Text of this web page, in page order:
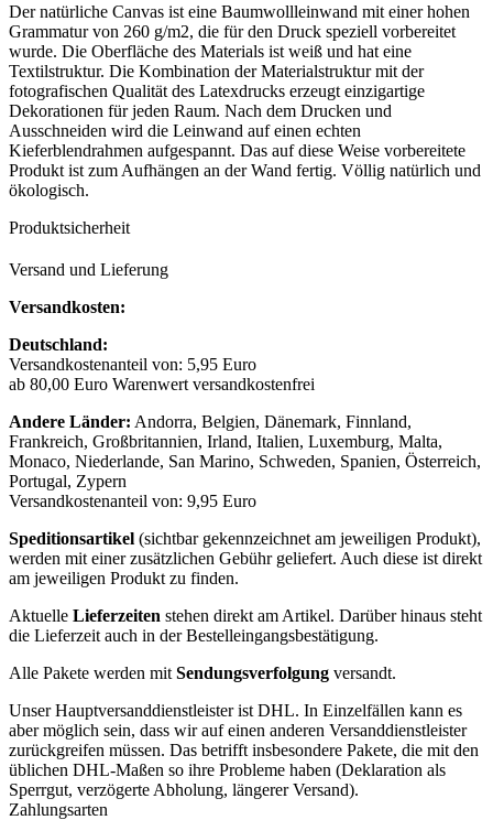
Der natürliche Canvas ist eine Baumwollleinwand mit einer hohen
Grammatur von 260 g/m2, die für den Druck speziell vorbereitet
wurde. Die Oberfläche des Materials ist weiß und hat eine
Textilstruktur. Die Kombination der Materialstruktur mit der
fotografischen Qualität des Latexdrucks erzeugt einzigartige
Dekorationen für jeden Raum. Nach dem Drucken und
Ausschneiden wird die Leinwand auf einen echten
Kieferblendrahmen aufgespannt. Das auf diese Weise vorbereitete
Produkt ist zum Aufhängen an der Wand fertig. Völlig natürlich und
ökologisch.
Produktsicherheit
Versand und Lieferung
Versandkosten:
Deutschland:
Versandkostenanteil von: 5,95 Euro
ab 80,00 Euro Warenwert versandkostenfrei
Andere Länder: Andorra, Belgien, Dänemark, Finnland,
Frankreich, Großbritannien, Irland, Italien, Luxemburg, Malta,
Monaco, Niederlande, San Marino, Schweden, Spanien, Österreich,
Portugal, Zypern
Versandkostenanteil von: 9,95 Euro
Speditionsartikel (sichtbar gekennzeichnet am jeweiligen Produkt),
werden mit einer zusätzlichen Gebühr geliefert. Auch diese ist direkt
am jeweiligen Produkt zu finden.
Aktuelle Lieferzeiten stehen direkt am Artikel. Darüber hinaus steht
die Lieferzeit auch in der Bestelleingangsbestätigung.
Alle Pakete werden mit Sendungsverfolgung versandt.
Unser Hauptversanddienstleister ist DHL. In Einzelfällen kann es
aber möglich sein, dass wir auf einen anderen Versanddienstleister
zurückgreifen müssen. Das betrifft insbesondere Pakete, die mit den
üblichen DHL-Maßen so ihre Probleme haben (Deklaration als
Sperrgut, verzögerte Abholung, längerer Versand).
Zahlungsarten